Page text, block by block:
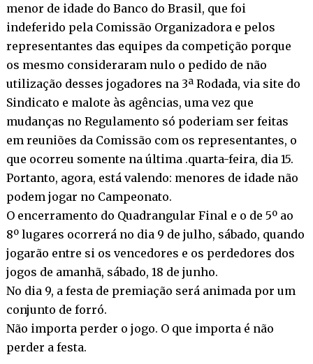
menor de idade do Banco do Brasil, que foi
indeferido pela Comissão Organizadora e pelos
representantes das equipes da competição porque
os mesmo consideraram nulo o pedido de não
utilização desses jogadores na 3ª Rodada, via site do
Sindicato e malote às agências, uma vez que
mudanças no Regulamento só poderiam ser feitas
em reuniões da Comissão com os representantes, o
que ocorreu somente na última .quarta-feira, dia 15.
Portanto, agora, está valendo: menores de idade não
podem jogar no Campeonato.
O encerramento do Quadrangular Final e o de 5º ao
8º lugares ocorrerá no dia 9 de julho, sábado, quando
jogarão entre si os vencedores e os perdedores dos
jogos de amanhã, sábado, 18 de junho.
No dia 9, a festa de premiação será animada por um
conjunto de forró.
Não importa perder o jogo. O que importa é não
perder a festa.